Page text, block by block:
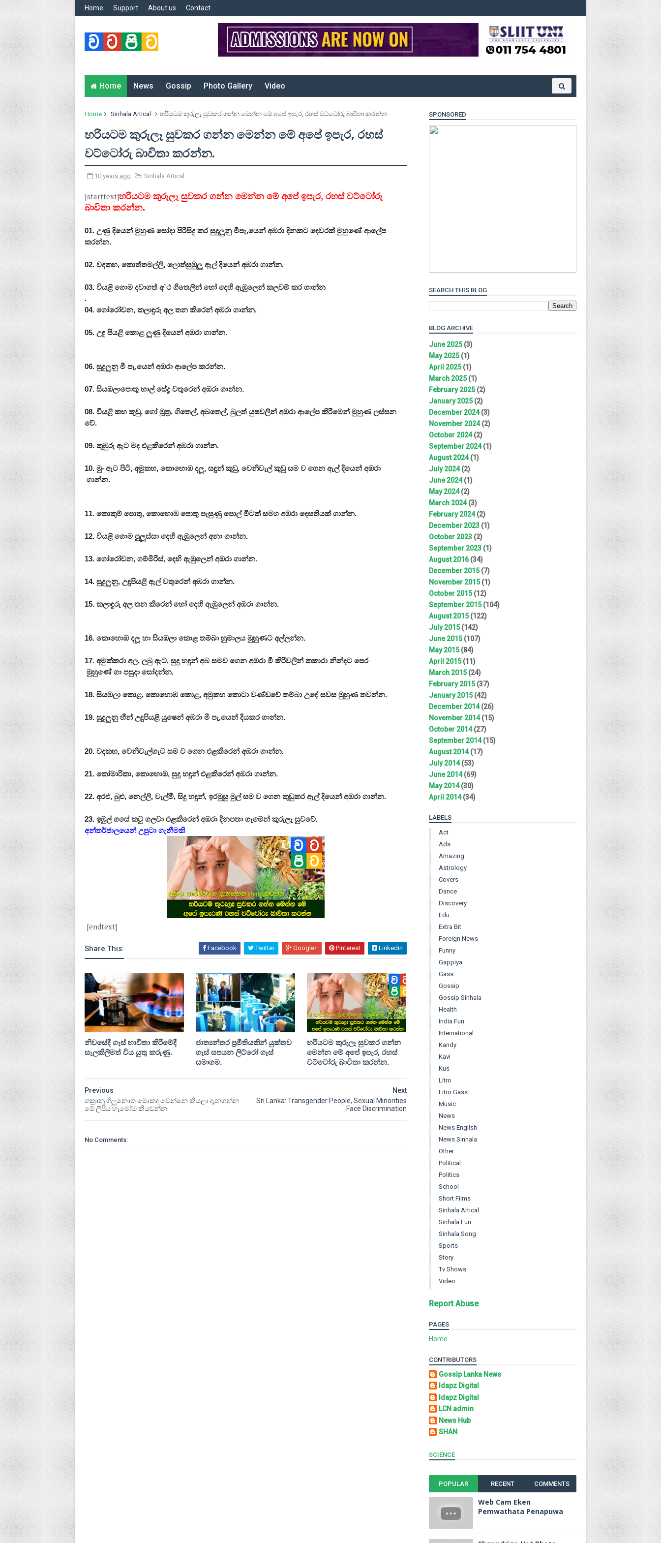
Home Support About us Contact
Home News Gossip Photo Gallery Video
Home Sinhala Artical හරියටම කුරුලෑ සුවකර ගන්න මෙන්න මේ අපේ ඉපැර‚ රහස් වට්ටෝරු බාවිතා කරන්න.
හරියටම කුරුලෑ සුවකර ගන්න මෙන්න මේ අපේ ඉපැර‚ රහස්
වට්ටෝරු බාවිතා කරන්න.
10 years ago Sinhala Artical
[starttext]හරියටම කුරුලෑ සුවකර ගන්න මෙන්න මේ අපේ ඉපැර‚ රහස් වට්ටෝරු
බාවිතා කරන්න.
01. උණු දියෙන් මුහුණ සෝදා පිරිසිදු කර සුදුලුනු මීපැ‚යෙන් අඹරා දිනකට දෙවරක් මුහුණේ ආලේප
කරන්න.
02. වදකහ, කොත්තමල්ලි, ලොත්සුඹුලූ‍ ඇල් දියෙන් අඹරා ගාන්න.
03. වියළි ගොම දවාගත් අ`ථ ගිතෙලින් හෝ දෙහි ඇඹුලෙන් කලවම් කර ගාන්න
.
04. ගෝරෝචන, කලාඳුරු අල තන කිරෙන් අඹරා ගාන්න.
05. උඳු පියළි කොළ ලූ‍ණු දියෙන් අඹරා ගාන්න.
06. සුදුලුනු මී පැ‚යෙන් අඹරා ආලේප කරන්න.
07. සියඹලාපොතු හාල් සේදූ වතුරෙන් අඹරා ගාන්න.
08. වියළි කහ කුඩු, ගෝ මූත්‍ර, ගිතෙල්, අබතෙල්, බුලත් යුෂවලින් අඹරා ආලේප කිරීමෙන් මුහුණ ලස්සන
වේ.
09. කුඹුරු ඇට මද එළකිරෙන් අඹරා ගාන්න.
10. මුං ඇට පිටි, අමුකහ, කොහොඹ දලූ‍, සඳුන් කුඩු, වෙනිවැල් කුඩු සම ව ගෙන ඇල් දියෙන් අඹරා
ගාන්න.
11. කොකුම් පොතු, කොහොඹ පොතු පැසුණු පොල් මිටක් සමග අඹරා දෙසතියක් ගාන්න.
12. වියළි ගොම පුලූ‍ස්සා දෙහි ඇඹුලෙන් අනා ගාන්න.
13. ගෝරෝචන, ගම්මිරිස්, දෙහි ඇඹුලෙන් අඹරා ගාන්න.
14. සුදුලුනු, උඳුපියළි ඇල් වතුරෙන් අඹරා ගාන්න.
15. කලාඳුරු අල තන කිරෙන් හෝ දෙහි ඇඹුලෙන් අඹරා ගාන්න.
16. කොහොඹ දලූ‍ හා සියඹලා කොළ තම්බා හුමාලය මුහුණට අල්ලන්න.
17. අමුක්කරා අල, ලබු ඇට, සුදු හඳුන් අබ සමව ගෙන අඹරා මී කිරිවලින් කකාරා නින්දට පෙර
මුහුණේ ගා පසුදා සෝදන්න.
18. සියඹලා කොළ, කොහොඹ කොළ, අමුකහ කොටා වණ්ඩවේ තම්බා උදේ සවස මුහුණ තවන්න.
19. සුදුලුනු හීන් උඳුපියළි යුෂෙන් අඹරා මී පැ‚යෙන් දියකර ගාන්න.
20. වදකහ, වෙනිවැල්ගැට සම ව ගෙන එළකිරෙන් අඹරා ගාන්න.
21. කෝමාරිකා, කොහොඹ, සුදු හඳුන් එළකිරෙන් අඹරා ගාන්න.
22. අරළු, බුළු, නෙල්ලි, වැල්මී, සිදු හඳුන්, ඉරමුසු මුල් සම ව ගෙන කුඩුකර ඇල් දියෙන් අඹරා ගාන්න.
23. ඉඹුල් ගසේ කටු ගලවා එළකිරෙන් අඹරා දිනපතා ගෑමෙන් කුරුලෑ සුවවේ.
අන්තර්ජාලයෙන් උපුටා ගැනීමකි
[endtext]
Share This: Facebook Twitter Google+ Pinterest Linkedin
නිවසේදී ගෑස් භාවිතා කිරීමේදී
සැලකිලිමත් විය යුතු කරුණු.
ජාත්‍යන්තර ප්‍රමිතියකින් යුක්තව
ගෑස් සපයන ලිට්රෝ ගෑස්
සමාගම.
හරියටම කුරුලෑ සුවකර ගන්න
මෙන්න මේ අපේ ඉපැර‚ රහස්
වට්ටෝරු බාවිතා කරන්න.
Next
Sri Lanka: Transgender People, Sexual Minorities
Face Discrimination
Previous
ශක්‍රානු ගිලූ‍නොත් මොකද වෙන්නෙ කියලා දැනගන්න
මේ ලිපිය හැමෝම කියවන්න.
No Comments:
SPONSORED
SEARCH THIS BLOG
BLOG ARCHIVE
June 2025(3)
May 2025(1)
April 2025(1)
March 2025(1)
February 2025(2)
January 2025(2)
December 2024(3)
November 2024(2)
October 2024(2)
September 2024(1)
August 2024(1)
July 2024(2)
June 2024(1)
May 2024(2)
March 2024(3)
February 2024(2)
December 2023 (1)
October 2023 (2)
September 2023 (1)
August 2016(34)
December 2015(7)
November 2015(1)
October 2015(12)
September 2015(104)
August 2015(122)
July 2015(142)
June 2015(107)
May 2015(84)
April 2015(11)
March 2015(24)
February 2015(37)
January 2015(42)
December 2014(26)
November 2014(15)
October 2014(27)
September 2014(15)
August 2014(17)
July 2014(53)
June 2014(69)
May 2014(30)
April 2014(34)
LABELS
Act
Ads
Amazing
Astrology
Covers
Dance
Discovery
Edu
Extra Bit
Foreign News
Funny
Gappiya
Gass
Gossip
Gossip Sinhala
Health
India Fun
International
Kandy
Kavi
Kus
Litro
Litro Gass
Music
News
News English
News Sinhala
Other
Political
Politics
School
Short Films
Sinhala Artical
Sinhala Fun
Sinhala Song
Sports
Story
Tv Shows
Video
Report Abuse
PAGES
Home
CONTRIBUTORS
Gossip Lanka News
Idapz Digital
Idapz Digital
LCN admin
News Hub
SHAN
SCIENCE
POPULAR RECENT COMMENTS
Web Cam Eken
Pemwathata Penapuwa